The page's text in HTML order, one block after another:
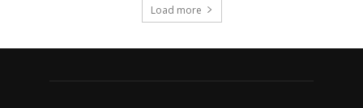
Load more